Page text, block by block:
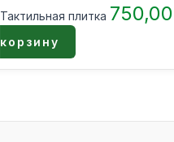
Тактильная плитка 750,00
корзину